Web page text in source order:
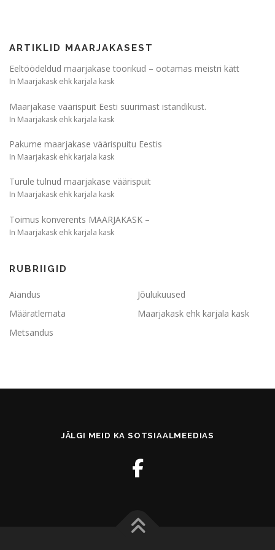
e
r
i
m
i
e
ARTIKLID MAARJAKASEST
Eeltöödeldud maarjakase toorikud – ootamas meistri kätt
In Maarjakask ehk karjala kask
Maarjakase väärispuit Eesti suurimast istandikust.
In Maarjakask ehk karjala kask
Pakume maarjakase väärispuitu Eestis
In Maarjakask ehk karjala kask
Turule tulnud maarjakase väärispuit
In Maarjakask ehk karjala kask
Toimus konverents MAARJAKASK –
In Maarjakask ehk karjala kask
RUBRIIGID
Aiandus
Jõulukuused
Määratlemata
Maarjakask ehk karjala kask
Metsandus
JÄLGI MEID KA SOTSIAALMEEDIAS